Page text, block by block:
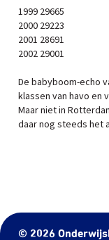
1999 29665
2000 29223
2001 28691
2002 29001
De babyboom-echo
klassen van havo en
Maar niet in
daar nog steeds het
© 2026